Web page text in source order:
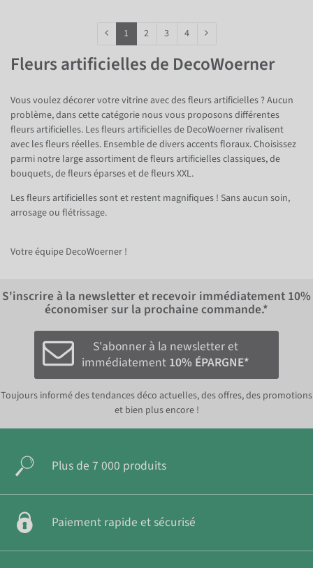
1 2 3 4
Fleurs artificielles de DecoWoerner
Vous voulez décorer votre vitrine avec des fleurs artificielles ? Aucun
problème, dans cette catégorie nous vous proposons différentes
fleurs artificielles. Les fleurs artificielles de DecoWoerner rivalisent
avec les fleurs réelles. Ensemble de divers accents floraux. Choisissez
parmi notre large assortiment de fleurs artificielles classiques, de
bouquets, de fleurs éparses et de fleurs XXL.
Les fleurs artificielles sont et restent magnifiques ! Sans aucun soin,
arrosage ou flétrissage.
Votre équipe DecoWoerner !
S'inscrire à la newsletter et recevoir immédiatement 10%
économiser sur la prochaine commande.*
S'abonner à la newsletter et
immédiatement 10% ÉPARGNE*
Toujours informé des tendances déco actuelles, des offres, des promotions
et bien plus encore !
Plus de 7 000 produits
Paiement rapide et sécurisé